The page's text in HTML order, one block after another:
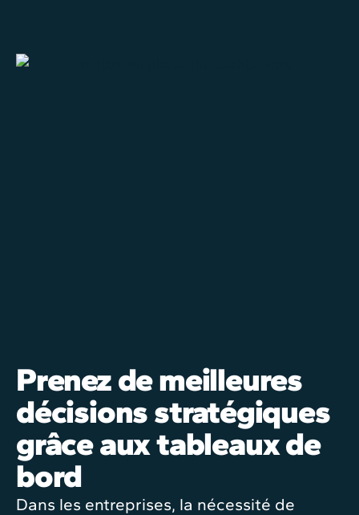
Prenez de meilleures
décisions stratégiques
grâce aux tableaux de
bord
Dans les entreprises, la nécessité de